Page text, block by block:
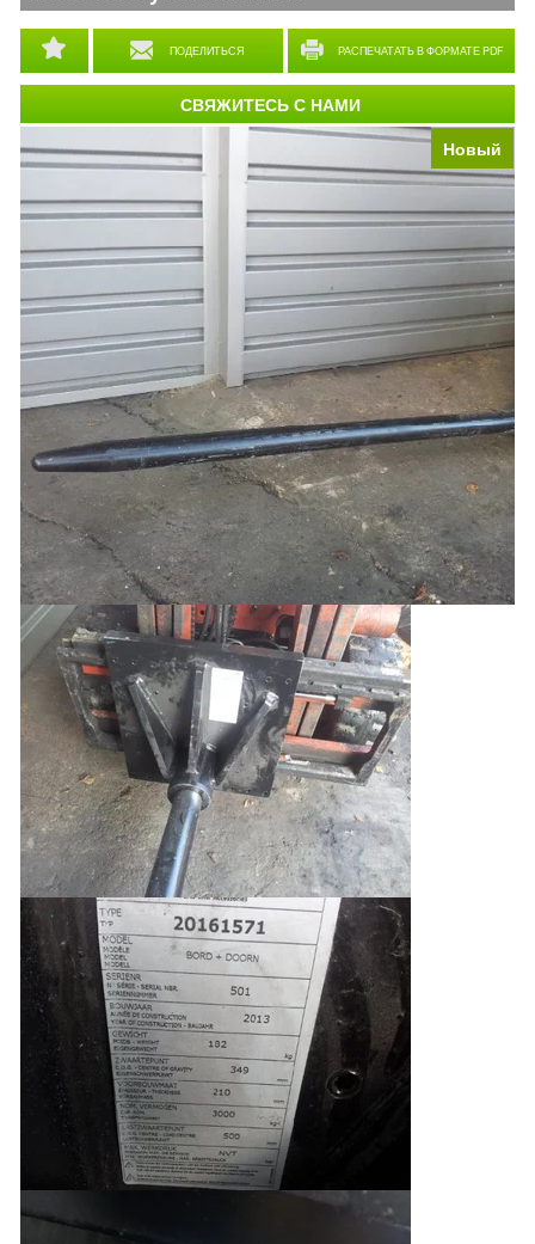
Новый
ПОДЕЛИТЬСЯ РАСПЕЧАТАТЬ В ФОРМАТЕ PDF
СВЯЖИТЕСЬ С НАМИ